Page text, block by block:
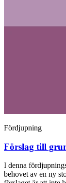
Fördjupning
Förslag till
I denna
behovet av en ny